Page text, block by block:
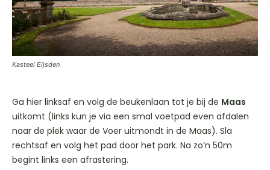
Kasteel Eijsden
Ga hier linksaf en volg de beukenlaan tot je bij de Maas
uitkomt (links kun je via een smal voetpad even afdalen
naar de plek waar de Voer uitmondt in de Maas). Sla
rechtsaf en volg het pad door het park. Na zo’n 50m
begint links een afrastering.